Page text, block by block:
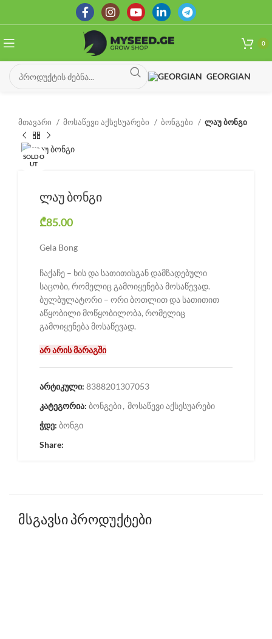
0
GEORGIAN
მთავარი მოსაწევი აქსესუარები ბონგები ლაუ ბონგი
SOLD O
UT
ლაუ ბონგი
₾85.00
Gela Bong
ჩაქაჩე – ხის და სათითისგან დამზადებული
საცობი, რომელიც გამოიყენება მოსაწევად.
ბულბულატორი – ორი ბოთლით და სათითით
აწყობილი მოწყობილობა, რომელიც
გამოიყენება მოსაწევად.
არ არის მარაგში
არტიკული: 8388201307053
კატეგორია: ბონგები, მოსაწევი აქსესუარები
ჭდე: ბონგი
Share:
მსგავსი პროდუქტები